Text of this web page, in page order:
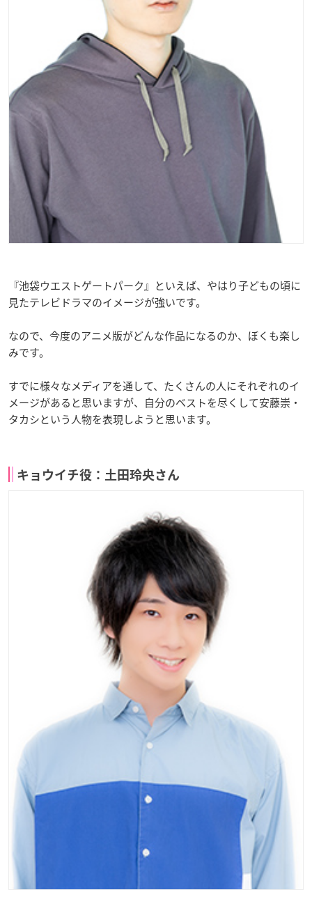
『池袋ウエストゲートパーク』といえば、やはり子どもの頃に
見たテレビドラマのイメージが強いです。
なので、今度のアニメ版がどんな作品になるのか、ぼくも楽し
みです。
すでに様々なメディアを通して、たくさんの人にそれぞれのイ
メージがあると思いますが、自分のベストを尽くして安藤崇・
タカシという人物を表現しようと思います。
キョウイチ役：土田玲央さん